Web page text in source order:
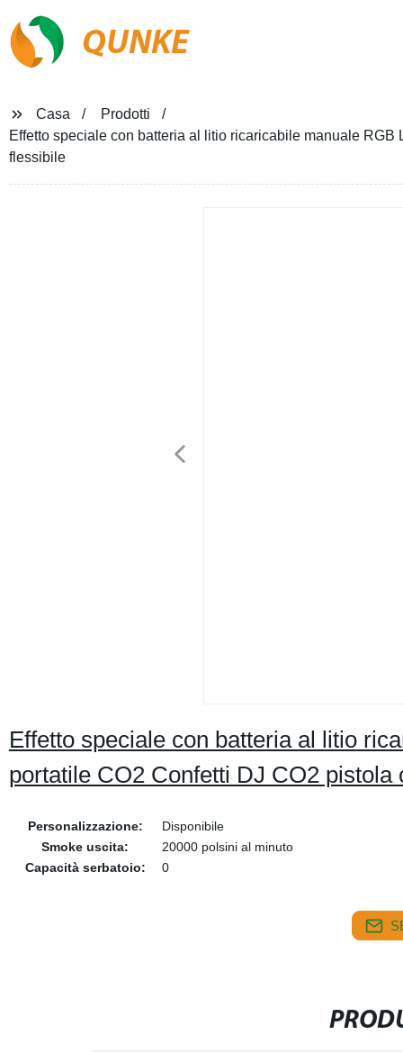
QUNKE
Casa
Prodotti
Effetto speciale con batteria al litio ricaricabile manuale
flessibile
Effetto speciale con batteria al litio
portatile CO2 Confetti DJ CO2 pistola
Personalizzazione:
Disponibile
Smoke uscita:
20000 polsini al minuto
Capacità serbatoio:
0